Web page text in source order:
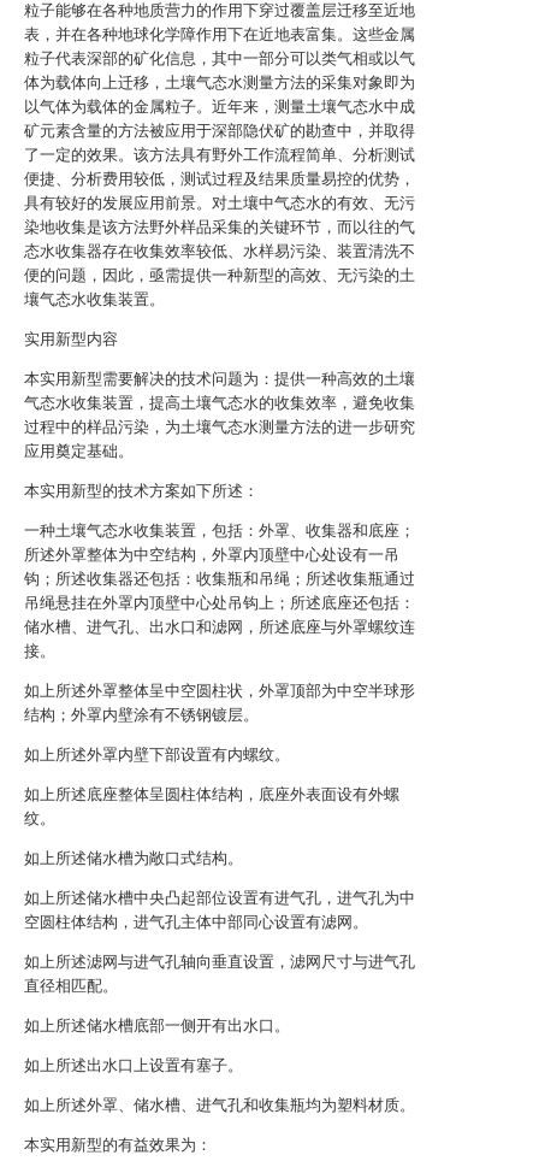
粒子能够在各种地质营力的作用下穿过覆盖层迁移至近地
表，并在各种地球化学障作用下在近地表富集。这些金属
粒子代表深部的矿化信息，其中一部分可以类气相或以气
体为载体向上迁移，土壤气态水测量方法的采集对象即为
以气体为载体的金属粒子。近年来，测量土壤气态水中成
矿元素含量的方法被应用于深部隐伏矿的勘查中，并取得
了一定的效果。该方法具有野外工作流程简单、分析测试
便捷、分析费用较低，测试过程及结果质量易控的优势，
具有较好的发展应用前景。对土壤中气态水的有效、无污
染地收集是该方法野外样品采集的关键环节，而以往的气
态水收集器存在收集效率较低、水样易污染、装置清洗不
便的问题，因此，亟需提供一种新型的高效、无污染的土
壤气态水收集装置。
实用新型内容
本实用新型需要解决的技术问题为：提供一种高效的土壤
气态水收集装置，提高土壤气态水的收集效率，避免收集
过程中的样品污染，为土壤气态水测量方法的进一步研究
应用奠定基础。
本实用新型的技术方案如下所述：
一种土壤气态水收集装置，包括：外罩、收集器和底座；
所述外罩整体为中空结构，外罩内顶壁中心处设有一吊
钩；所述收集器还包括：收集瓶和吊绳；所述收集瓶通过
吊绳悬挂在外罩内顶壁中心处吊钩上；所述底座还包括：
储水槽、进气孔、出水口和滤网，所述底座与外罩螺纹连
接。
如上所述外罩整体呈中空圆柱状，外罩顶部为中空半球形
结构；外罩内壁涂有不锈钢镀层。
如上所述外罩内壁下部设置有内螺纹。
如上所述底座整体呈圆柱体结构，底座外表面设有外螺
纹。
如上所述储水槽为敞口式结构。
如上所述储水槽中央凸起部位设置有进气孔，进气孔为中
空圆柱体结构，进气孔主体中部同心设置有滤网。
如上所述滤网与进气孔轴向垂直设置，滤网尺寸与进气孔
直径相匹配。
如上所述储水槽底部一侧开有出水口。
如上所述出水口上设置有塞子。
如上所述外罩、储水槽、进气孔和收集瓶均为塑料材质。
本实用新型的有益效果为：